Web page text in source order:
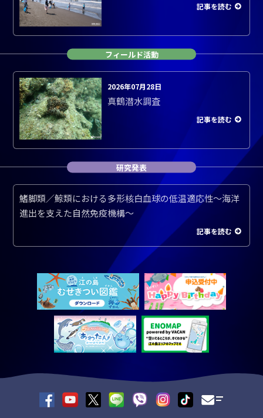
記事を読む
フィールド活動
2026年07月28日
真鶴潜水調査
記事を読む
研究発表
鰭脚類／鯨類における多形核白血球の低温適応性～海洋
進出を支えた自然免疫機構～
記事を読む